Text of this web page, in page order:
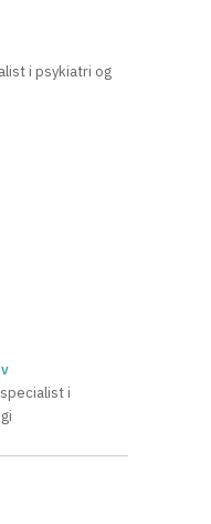
i psykiatri og
i